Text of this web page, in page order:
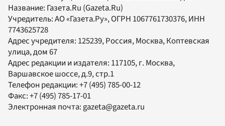
Название: Газета.Ru (Gazeta.Ru)
Учредитель:АО «Газета.Ру», ОГРН 1067761730376, ИНН
7743625728
Адрес учредителя: 125239, Россия, Москва, Коптевская
улица, дом 67
Адрес редакции и издателя: 117105, г. Москва,
Варшавское шоссе, д.9, стр.1
Телефон редакции:+7 (495) 785-00-12
Факс:+7 (495) 785-17-01
Электронная почта:gazeta@gazeta.ru